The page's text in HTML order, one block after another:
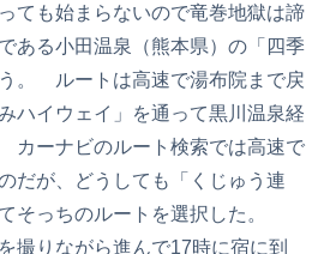
ても始まらないので竜巻地獄は諦
ある小田温泉（熊本県）の「四季
。 ルートは高速で湯布院まで戻
ハイウェイ」を通って黒川温泉経
カーナビのルート検索では高速で
だが、どうしても「くじゅう連
そっちのルートを選択した。
撮りながら進んで17時に宿に到